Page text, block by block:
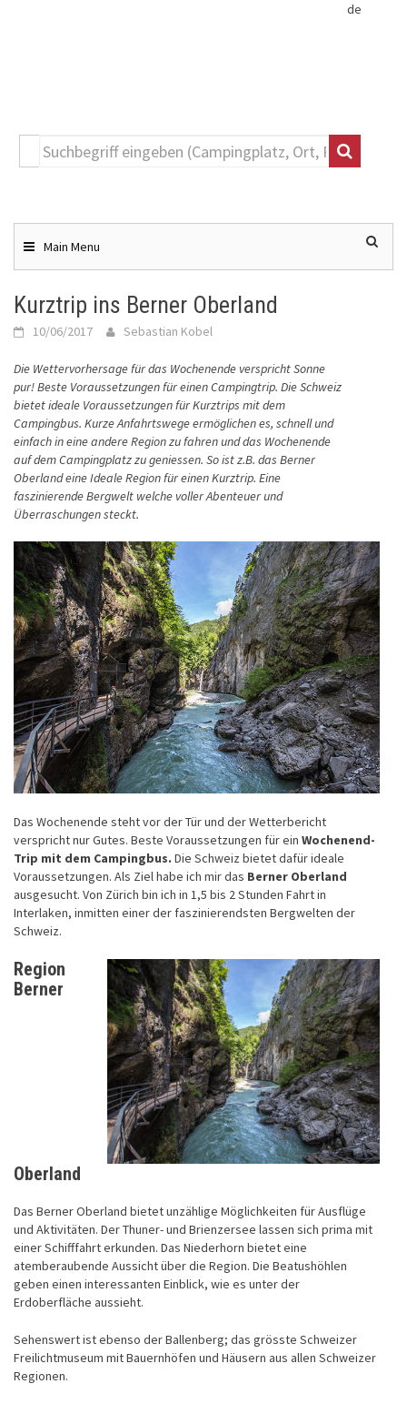
de
content Main Menu
Kurztrip ins Berner Oberland
10/06/2017 Sebastian Kobel
Die Wettervorhersage für das Wochenende verspricht Sonne
pur! Beste Voraussetzungen für einen Campingtrip. Die Schweiz
bietet ideale Voraussetzungen für Kurztrips mit dem
Campingbus. Kurze Anfahrtswege ermöglichen es, schnell und
einfach in eine andere Region zu fahren und das Wochenende
auf dem Campingplatz zu geniessen. So ist z.B. das Berner
Oberland eine Ideale Region für einen Kurztrip. Eine
faszinierende Bergwelt welche voller Abenteuer und
Überraschungen steckt.
Das Wochenende steht vor der Tür und der Wetterbericht
verspricht nur Gutes. Beste Voraussetzungen für ein Wochenend-
Trip mit dem Campingbus. Die Schweiz bietet dafür ideale
Voraussetzungen. Als Ziel habe ich mir das Berner Oberland
ausgesucht. Von Zürich bin ich in 1,5 bis 2 Stunden Fahrt in
Interlaken, inmitten einer der faszinierendsten Bergwelten der
Schweiz.
Region
Berner
Oberland
Das Berner Oberland bietet unzählige Möglichkeiten für Ausflüge
und Aktivitäten. Der Thuner- und Brienzersee lassen sich prima mit
einer Schifffahrt erkunden. Das Niederhorn bietet eine
atemberaubende Aussicht über die Region. Die Beatushöhlen
geben einen interessanten Einblick, wie es unter der
Erdoberfläche aussieht.
Sehenswert ist ebenso der Ballenberg; das grösste Schweizer
Freilichtmuseum mit Bauernhöfen und Häusern aus allen Schweizer
Regionen.